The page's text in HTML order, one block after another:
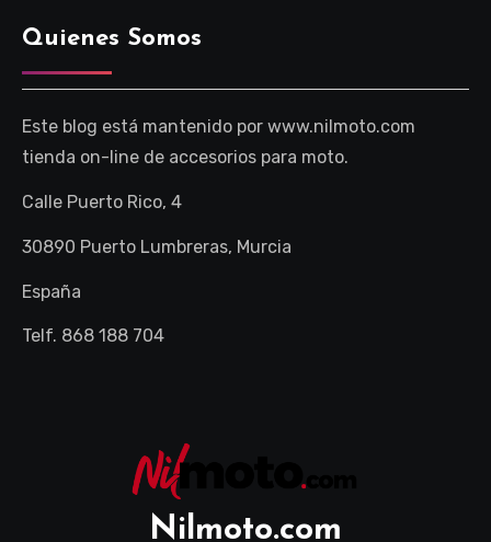
Quienes Somos
Este blog está mantenido por www.nilmoto.com
tienda on-line de accesorios para moto.
Calle Puerto Rico, 4
30890 Puerto Lumbreras, Murcia
España
Telf. 868 188 704
Nilmoto.com